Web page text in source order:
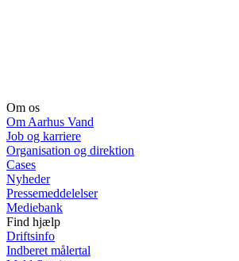
Om os
Om Aarhus Vand
Job og karriere
Organisation og direktion
Cases
Nyheder
Pressemeddelelser
Mediebank
Find hjælp
Driftsinfo
Indberet målertal